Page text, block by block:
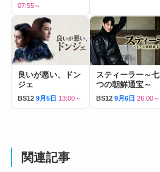
07:55～
良いが悪い、ドン
ジェ
BS12 9月5日 13:00～
スティーラー～七
つの朝鮮通宝～
BS12 9月6日 26:00～
関連記事